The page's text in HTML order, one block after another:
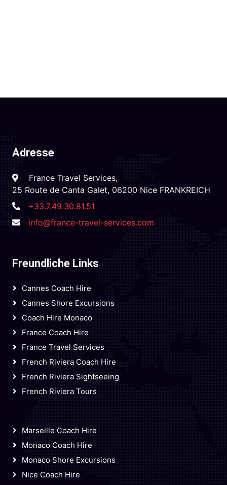
Adresse
France Travel Services,
25 Route de Canta Galet, 06200 Nice FRANKREICH
+33.7.49.30.81.51
info@france-travel-services.com
Freundliche Links
Cannes Coach Hire
Cannes Shore Excursions
Coach Hire Monaco
France Coach Hire
France Travel Services
French Riviera Coach Hire
French Riviera Sightseeing
French Riviera Tours
Marseille Coach Hire
Monaco Coach Hire
Monaco Shore Excursions
Nice Coach Hire